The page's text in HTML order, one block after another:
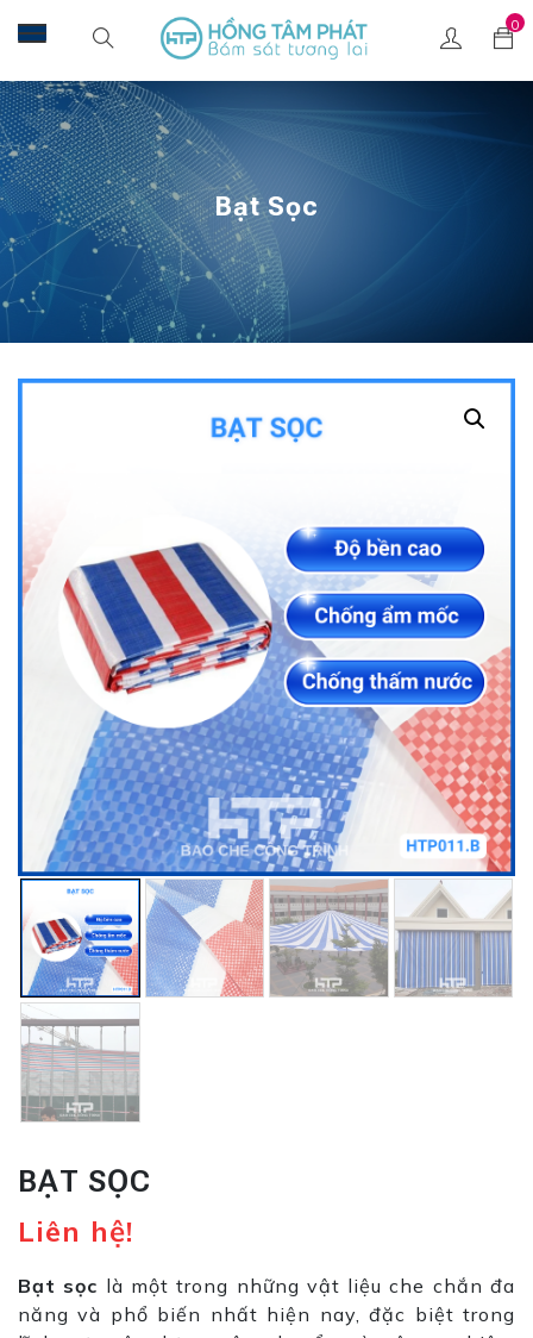
0
Bạt Sọc
BẠT SỌC
Liên hệ!
Bạt sọc là một trong những vật liệu che chắn đa
năng và phổ biến nhất hiện nay, đặc biệt trong